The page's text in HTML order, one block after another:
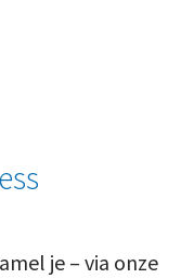
je – via onze